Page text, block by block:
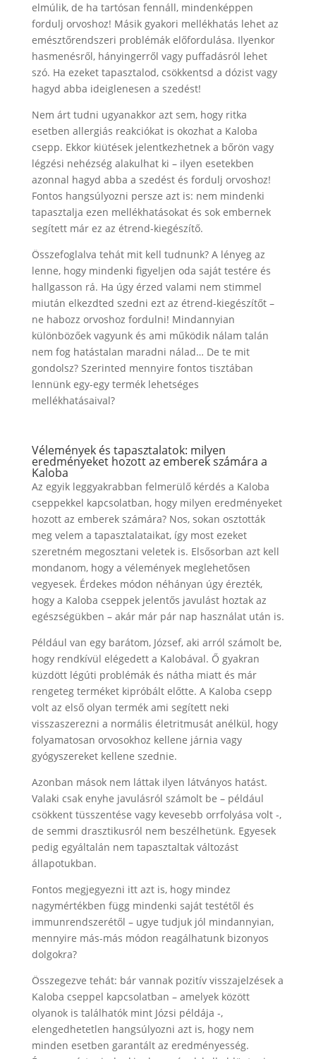
elmúlik, de ha tartósan fennáll, mindenképpen
fordulj orvoshoz! Másik gyakori mellékhatás lehet az
emésztőrendszeri problémák előfordulása. Ilyenkor
hasmenésről, hányingerről vagy puffadásról lehet
szó. Ha ezeket tapasztalod, csökkentsd a dózist vagy
hagyd abba ideiglenesen a szedést!
Nem árt tudni ugyanakkor azt sem, hogy ritka
esetben allergiás reakciókat is okozhat a Kaloba
csepp. Ekkor kiütések jelentkezhetnek a bőrön vagy
légzési nehézség alakulhat ki – ilyen esetekben
azonnal hagyd abba a szedést és fordulj orvoshoz!
Fontos hangsúlyozni persze azt is: nem mindenki
tapasztalja ezen mellékhatásokat és sok embernek
segített már ez az étrend-kiegészítő.
Összefoglalva tehát mit kell tudnunk? A lényeg az
lenne, hogy mindenki figyeljen oda saját testére és
hallgasson rá. Ha úgy érzed valami nem stimmel
miután elkezdted szedni ezt az étrend-kiegészítőt –
ne habozz orvoshoz fordulni! Mindannyian
különbözőek vagyunk és ami működik nálam talán
nem fog hatástalan maradni nálad… De te mit
gondolsz? Szerinted mennyire fontos tisztában
lennünk egy-egy termék lehetséges
mellékhatásaival?
Vélemények és tapasztalatok: milyen
eredményeket hozott az emberek számára a
Kaloba
Az egyik leggyakrabban felmerülő kérdés a Kaloba
cseppekkel kapcsolatban, hogy milyen eredményeket
hozott az emberek számára? Nos, sokan osztották
meg velem a tapasztalataikat, így most ezeket
szeretném megosztani veletek is. Elsősorban azt kell
mondanom, hogy a vélemények meglehetősen
vegyesek. Érdekes módon néhányan úgy érezték,
hogy a Kaloba cseppek jelentős javulást hoztak az
egészségükben – akár már pár nap használat után is.
Például van egy barátom, József, aki arról számolt be,
hogy rendkívül elégedett a Kalobával. Ő gyakran
küzdött légúti problémák és nátha miatt és már
rengeteg terméket kipróbált előtte. A Kaloba csepp
volt az első olyan termék ami segített neki
visszaszerezni a normális életritmusát anélkül, hogy
folyamatosan orvosokhoz kellene járnia vagy
gyógyszereket kellene szednie.
Azonban mások nem láttak ilyen látványos hatást.
Valaki csak enyhe javulásról számolt be – például
csökkent tüsszentése vagy kevesebb orrfolyása volt -,
de semmi drasztikusról nem beszélhetünk. Egyesek
pedig egyáltalán nem tapasztaltak változást
állapotukban.
Fontos megjegyezni itt azt is, hogy mindez
nagymértékben függ mindenki saját testétől és
immunrendszerétől – ugye tudjuk jól mindannyian,
mennyire más-más módon reagálhatunk bizonyos
dolgokra?
Összegezve tehát: bár vannak pozitív visszajelzések a
Kaloba cseppel kapcsolatban – amelyek között
olyanok is találhatók mint Józsi példája -,
elengedhetetlen hangsúlyozni azt is, hogy nem
minden esetben garantált az eredményesség.